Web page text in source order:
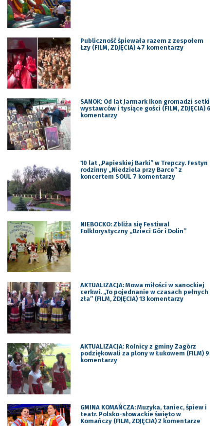
Publiczność śpiewała razem z zespołem
Łzy (FILM, ZDJĘCIA) 47 komentarzy
SANOK: Od lat Jarmark Ikon gromadzi setki
wystawców i tysiące gości (FILM, ZDJĘCIA) 6
komentarzy
10 lat „Papieskiej Barki” w Trepczy. Festyn
rodzinny „Niedziela przy Barce” z
koncertem SOUL 7 komentarzy
NIEBOCKO: Zbliża się Festiwal
Folklorystyczny „Dzieci Gór i Dolin”
AKTUALIZACJA: Mowa miłości w sanockiej
cerkwi. „To pojednanie w czasach pełnych
zła” (FILM, ZDJĘCIA) 13 komentarzy
AKTUALIZACJA: Rolnicy z gminy Zagórz
podziękowali za plony w Łukowem (FILM) 9
komentarzy
GMINA KOMAŃCZA: Muzyka, taniec, śpiew i
teatr. Polsko-słowackie święto w
Komańczy (FILM, ZDJĘCIA) 2 komentarze